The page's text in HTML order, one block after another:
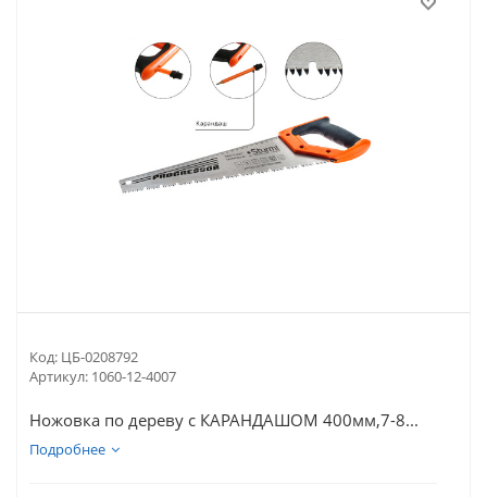
Код: ЦБ-0208792
Артикул: 1060-12-4007
Ножовка по дереву с КАРАНДАШОМ 400мм,7-8...
Подробнее